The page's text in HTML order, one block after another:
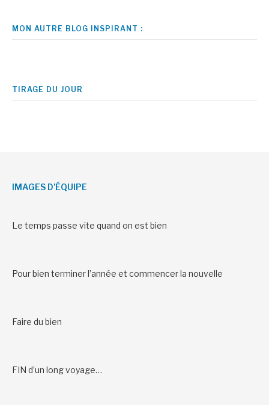
MON AUTRE BLOG INSPIRANT :
TIRAGE DU JOUR
IMAGES D’ÉQUIPE
Le temps passe vite quand on est bien
Pour bien terminer l’année et commencer la nouvelle
Faire du bien
FIN d’un long voyage…